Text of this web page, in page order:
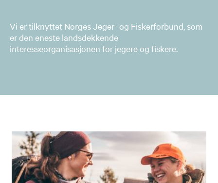
Vi er tilknyttet Norges Jeger- og Fiskerforbund, som
er den eneste landsdekkende
interesseorganisasjonen for jegere og fiskere.